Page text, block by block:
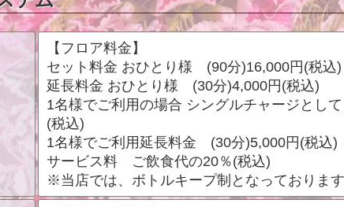
【フロア料金】
セット料金 おひとり様 (90分)16,000円(税込)
延長料金 おひとり様 (30分)4,000円(税込)
1名様でご利用の場合 シングルチャージとし
(税込)
1名様でご利用延長料金 (30分)5,000円(税込)
サービス料 ご飲食代の20％(税込)
※当店では、ボトルキープ制となっておりま